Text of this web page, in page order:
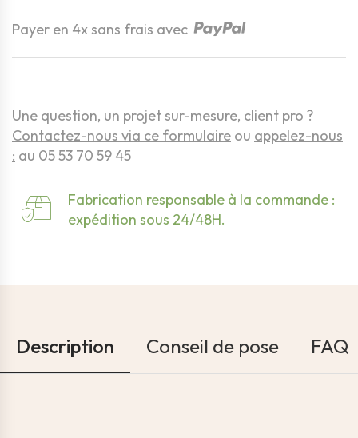
Payer en 4x sans frais avec
Une question, un projet sur-mesure, client pro ?
Contactez-nous via ce formulaire ou appelez-nous
: au 05 53 70 59 45
Fabrication responsable à la commande :
expédition sous 24/48H.
Description Conseil de pose FAQ